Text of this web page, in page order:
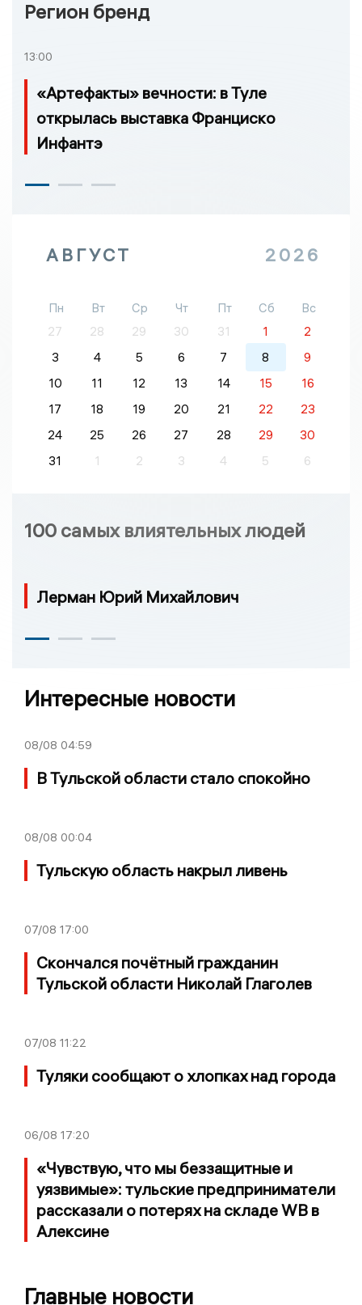
Регион бренд
13:00
«Артефакты» вечности: в Туле
открылась выставка Франциско
Инфантэ
АВГУСТ 2026
Пн Вт Ср Чт Пт Сб
Вс
27
28 29 30 31 1
2
3
4 5 6 7 8
9
10
11 12 13 14 15
16
17
18 19 20 21 22
23
24
25 26 27 28 29
30
31
1 2 3 4 5 6
100 самых влиятельных людей
Лерман Юрий Михайлович
Интересные новости
08/08 04:59
В Тульской области стало спокойно
08/08 00:04
Тульскую область накрыл ливень
07/08 17:00
Скончался почётный гражданин
Тульской области Николай Глаголев
07/08 11:22
Туляки сообщают о хлопках над города
06/08 17:20
«Чувствую, что мы беззащитные и
уязвимые»: тульские предприниматели
рассказали о потерях на складе WB в
Алексине
Главные новости